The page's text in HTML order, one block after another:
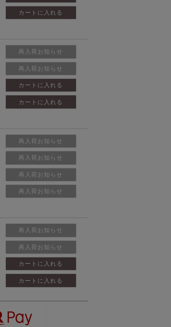
カートに入れる
再入荷お知らせ
再入荷お知らせ
カートに入れる
カートに入れる
再入荷お知らせ
再入荷お知らせ
再入荷お知らせ
再入荷お知らせ
再入荷お知らせ
再入荷お知らせ
カートに入れる
カートに入れる